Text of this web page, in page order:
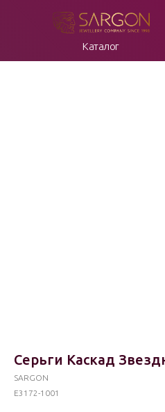
Каталог
Серьги Каскад
SARGON
E3172-1001